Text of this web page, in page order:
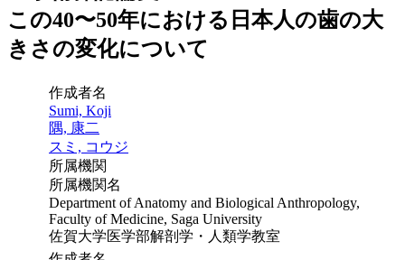
この40〜50年における日本人の歯の大
きさの変化について
作成者名
Sumi, Koji
隅, 康二
スミ, コウジ
所属機関
所属機関名
Department of Anatomy and Biological Anthropology,
Faculty of Medicine, Saga University
佐賀大学医学部解剖学・人類学教室